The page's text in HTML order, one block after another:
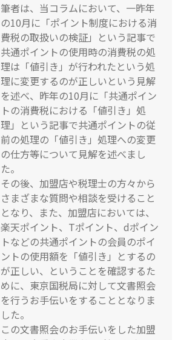
筆者は、当コラムにおいて、一昨年
の10月に「ポイント制度における消
費税の取扱いの検証」という記事で
共通ポイントの使用時の消費税の処
理は「値引き」が行われたという処
理に変更するのが正しいという見解
を述べ、昨年の10月に「共通ポイン
トの消費税における「値引き」処
理」という記事で共通ポイントの従
前の処理の「値引き」処理への変更
の仕方等について見解を述べまし
た。
その後、加盟店や税理士の方々から
さまざまな質問や相談を受けること
となり、また、加盟店においては、
楽天ポイント、Tポイント、dポイン
トなどの共通ポイントの会員のポイ
ントの使用額を「値引き」とするの
が正しい、ということを確認するた
めに、東京国税局に対して文書照会
を行うお手伝いをすることとなりま
した。
この文書照会のお手伝いをした加盟